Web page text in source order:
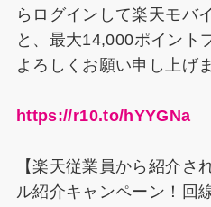
らログインして楽天モバ
と、最大14,000ポイント
よろしくお願い申し上げま
https://r10.to/hYYGNa
【楽天従業員から紹介さ
ル紹介キャンペーン！回